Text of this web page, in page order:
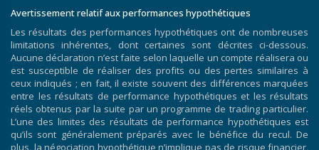
Avertissement relatif aux performances hypothétiques
Les résultats des performances hypothétiques ont de nombreuses
limitations inhérentes, dont certaines sont décrites ci-dessous.
Aucune déclaration n’est faite selon laquelle un compte réalisera ou
est susceptible de réaliser des profits ou des pertes similaires à
ceux indiqués ; en fait, il existe souvent des différences marquées
entre les résultats de performance hypothétiques et les résultats
réels obtenus par la suite par un programme de trading particulier.
L’une des limites des résultats de performance hypothétiques est
qu’ils sont généralement préparés avec le bénéfice du recul. De
plus, la négociation hypothétique n’implique pas de risque financier,